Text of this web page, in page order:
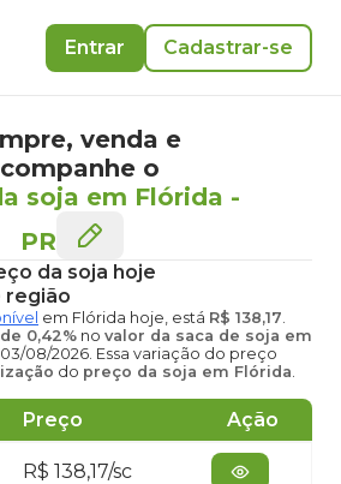
Entrar Cadastrar-se
venda e
o
soja em Flórida -
PR
da soja hoje
região
em Flórida hoje, está R$ 138,17.
0,42% no valor da saca de soja em
08/2026. Essa variação do preço
do preço da soja em Flórida.
Preço Ação
R$ 138,17/sc